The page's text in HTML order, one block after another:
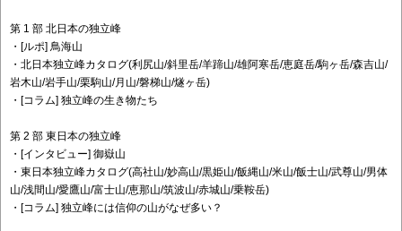
第 1 部 北日本の独立峰
・[ルポ] 鳥海山
・北日本独立峰カタログ(利尻山/斜里岳/羊蹄山/雄阿寒岳/恵庭岳/駒ヶ岳/森吉山/
岩木山/岩手山/栗駒山/月山/磐梯山/燧ヶ岳)
・[コラム] 独立峰の生き物たち
第 2 部 東日本の独立峰
・[インタビュー] 御嶽山
・東日本独立峰カタログ(高社山/妙高山/黒姫山/飯縄山/米山/飯士山/武尊山/男体
山/浅間山/愛鷹山/富士山/恵那山/筑波山/赤城山/乗鞍岳)
・[コラム] 独立峰には信仰の山がなぜ多い？